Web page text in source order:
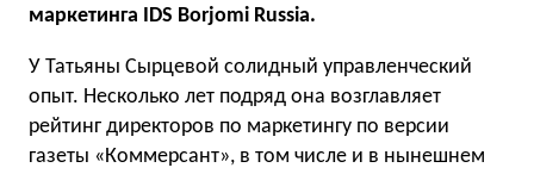
маркетинга IDS Borjomi Russia.
У Татьяны Сырцевой солидный управленческий
опыт. Несколько лет подряд она возглавляет
рейтинг директоров по маркетингу по версии
газеты «Коммерсант», в том числе и в нынешнем